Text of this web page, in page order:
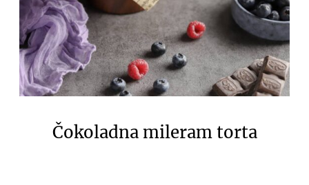
Čokoladna mileram torta